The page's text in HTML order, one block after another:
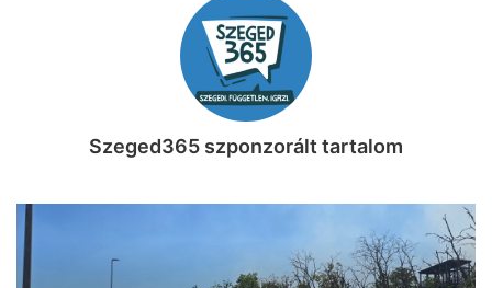
Szeged365 szponzorált tartalom